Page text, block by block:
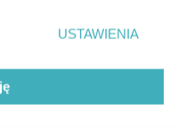
ALL RIGHTS
ustawień prywatności
rogu strony
. Niektóre
się takiemu
zastosowania tylko
USTAWIENIA